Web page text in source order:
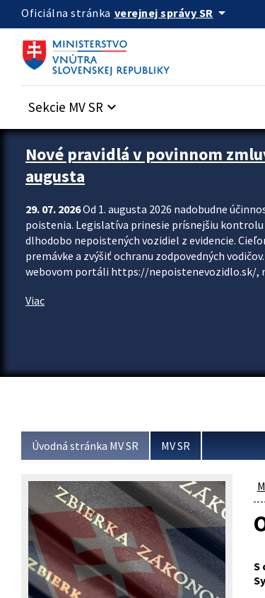
Preskocit na hlavný obsah
Oficiálna stránka verejnej správy SR arrow_drop_down
Sekcie MV SR keyboard_arrow_down
Zastavit automatický posun upútavok
Nové pravidlá v povinnom
augusta
29. 07. 2026Od 1. augusta 2026 nadobudne
poistenia. Legislatíva prinesie prísnejšiu
dlhodobo nepoistených vozidiel z evidencie.
premávke a zvýšiť ochranu zodpovedných
webovom portáli https://nepoistenevozidlo.sk/,
Viac
Úvodná stránka MV SR MV SR
S